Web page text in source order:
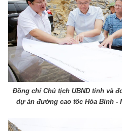
Đồng chí Chủ tịch UBND tỉnh và
dự án đường cao tốc Hòa Bình -